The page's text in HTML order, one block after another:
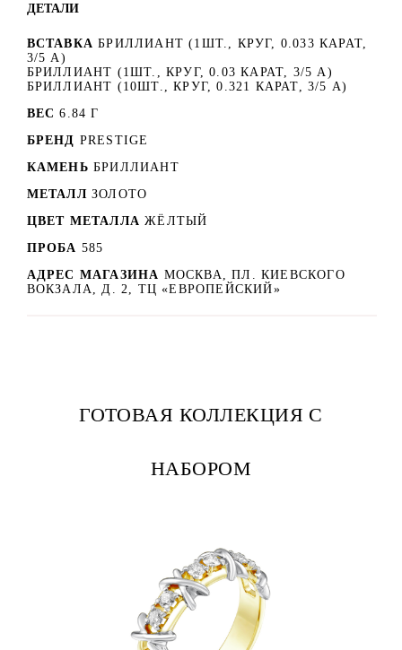
ДЕТАЛИ
ВСТАВКА БРИЛЛИАНТ (1ШТ., КРУГ, 0.033 КАРАТ,
3/5 А)
БРИЛЛИАНТ (1ШТ., КРУГ, 0.03 КАРАТ, 3/5 А)
БРИЛЛИАНТ (10ШТ., КРУГ, 0.321 КАРАТ, 3/5 А)
ВЕС 6.84 Г
БРЕНД PRESTIGE
КАМЕНЬ БРИЛЛИАНТ
МЕТАЛЛ ЗОЛОТО
ЦВЕТ МЕТАЛЛА ЖЁЛТЫЙ
ПРОБА 585
АДРЕС МАГАЗИНА МОСКВА, ПЛ. КИЕВСКОГО
ВОКЗАЛА, Д. 2, ТЦ «ЕВРОПЕЙСКИЙ»
ГОТОВАЯ КОЛЛЕКЦИЯ С
НАБОРОМ